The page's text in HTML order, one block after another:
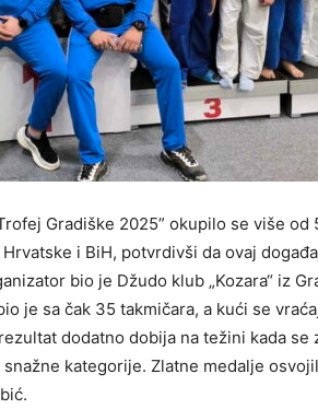
Gradiške 2025” okupilo se više od
i BiH, potvrdivši da ovaj
bio je Džudo klub „Kozara“ iz
je sa čak 35 takmičara, a kući se
dodatno dobija na težini kada se
kategorije. Zlatne medalje